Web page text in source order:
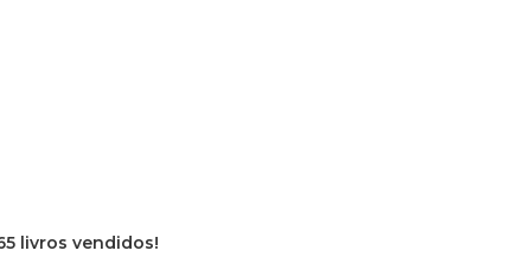
livros vendidos!